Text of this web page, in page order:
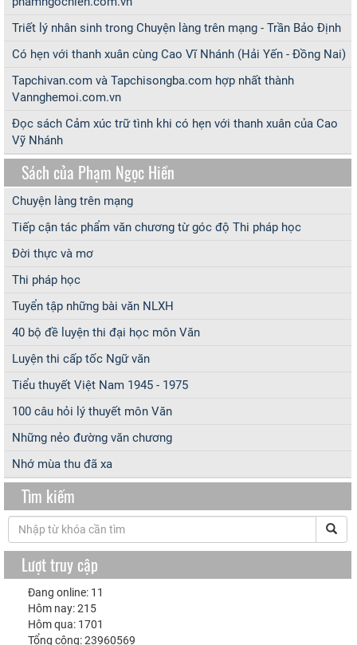
Triết lý nhân sinh trong Chuyện làng trên mạng - Trần Bảo Định
Có hẹn với thanh xuân cùng Cao Vĩ Nhánh (Hải Yến - Đồng Nai)
Tapchivan.com và Tapchisongba.com hợp nhất thành
Vannghemoi.com.vn
Đọc sách Cảm xúc trữ tình khi có hẹn với thanh xuân của Cao
Vỹ Nhánh
Sách của Phạm Ngọc Hiền
Chuyện làng trên mạng
Tiếp cận tác phẩm văn chương từ góc độ Thi pháp học
Đời thực và mơ
Thi pháp học
Tuyển tập những bài văn NLXH
40 bộ đề luyện thi đại học môn Văn
Luyện thi cấp tốc Ngữ văn
Tiểu thuyết Việt Nam 1945 - 1975
100 câu hỏi lý thuyết môn Văn
Những nẻo đường văn chương
Nhớ mùa thu đã xa
Tìm kiếm
Lượt truy cập
Đang online: 11
Hôm nay: 215
Hôm qua: 1701
Tổng cộng: 23960569